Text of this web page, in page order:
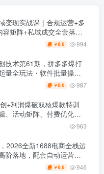
变现实战课｜合规运营+多
容矩阵+私域成交全套落地
￥6.6 994
技术第61期，拼多多爆打
量全玩法・软件批量操
促矩阵实战课
￥6.6 987
+利润爆破双核爆款特训
、活动矩阵、付费优化、
963
2026全新1688电商全栈运
阶落地，配套自动运营表
等
￥6.6 946